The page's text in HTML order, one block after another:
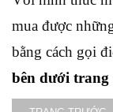
mua được
bằng cách gọi
bên dưới trang